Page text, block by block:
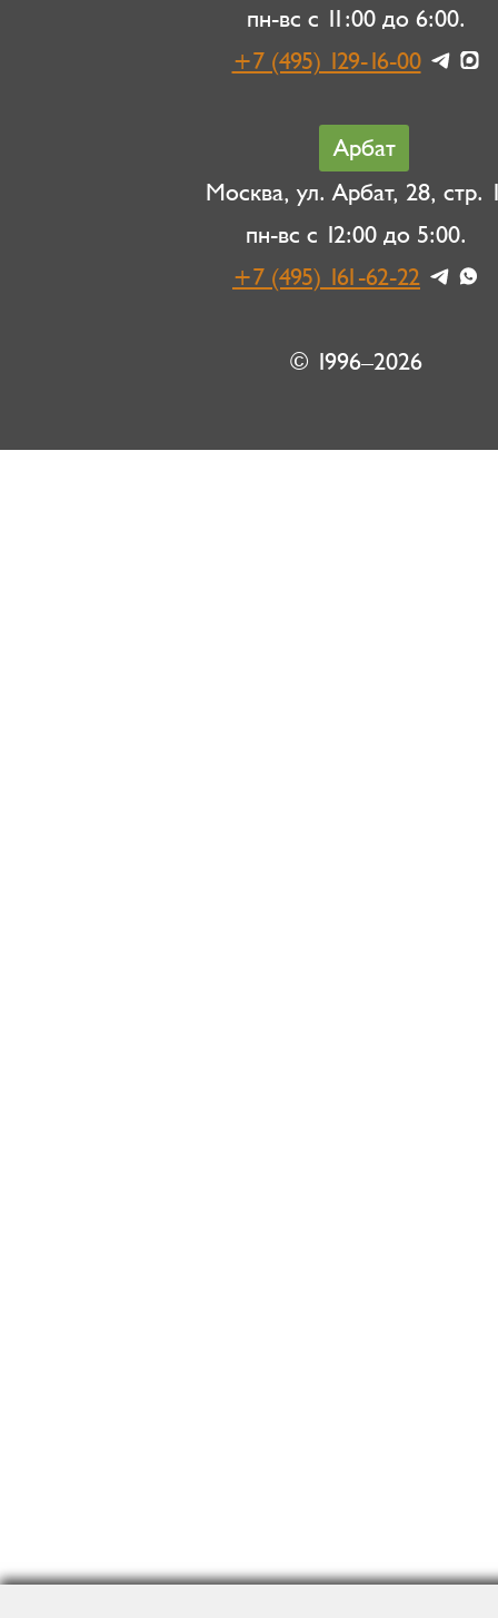
пн-вс с 11:00 до 6:00.
+7 (495) 129-16-00
Арбат
Москва, ул. Арбат, 28, стр.
пн-вс с 12:00 до 5:00.
+7 (495) 161-62-22
© 1996–2026